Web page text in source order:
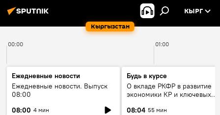
Кыргызстан
КЫРГ
00:00 01:00
Ежедневные новости
Ежедневные новости. Выпуск
08:00
08:00 4 мин
Будь в курсе
О вкладе РКФР в развитие
экономики КР и ключевых
08:04 55 мин